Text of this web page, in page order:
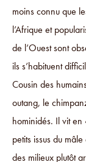
moins connu que
l’Afrique et
de l’Ouest sont
ils s’habituent
Cousin des
outang, le
hominidés. Il vit en
petits issus du
des milieux plutôt